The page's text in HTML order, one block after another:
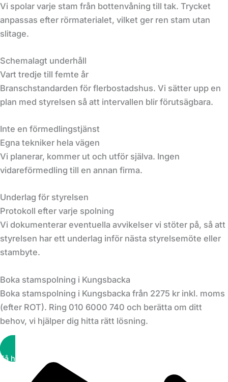
Vi spolar varje stam från bottenvåning till tak. Trycket
anpassas efter rörmaterialet, vilket ger ren stam utan
slitage.
Schemalagt underhåll
Vart tredje till femte år
Branschstandarden för flerbostadshus. Vi sätter upp en
plan med styrelsen så att intervallen blir förutsägbara.
Inte en förmedlingstjänst
Egna tekniker hela vägen
Vi planerar, kommer ut och utför själva. Ingen
vidareförmedling till en annan firma.
Underlag för styrelsen
Protokoll efter varje spolning
Vi dokumenterar eventuella avvikelser vi stöter på, så att
styrelsen har ett underlag inför nästa styrelsemöte eller
stambyte.
Boka stamspolning i Kungsbacka
Boka stamspolning i Kungsbacka från 2275 kr inkl. moms
(efter ROT). Ring 010 6000 740 och berätta om ditt
behov, vi hjälper dig hitta rätt lösning.
Få hjälp snabbt!